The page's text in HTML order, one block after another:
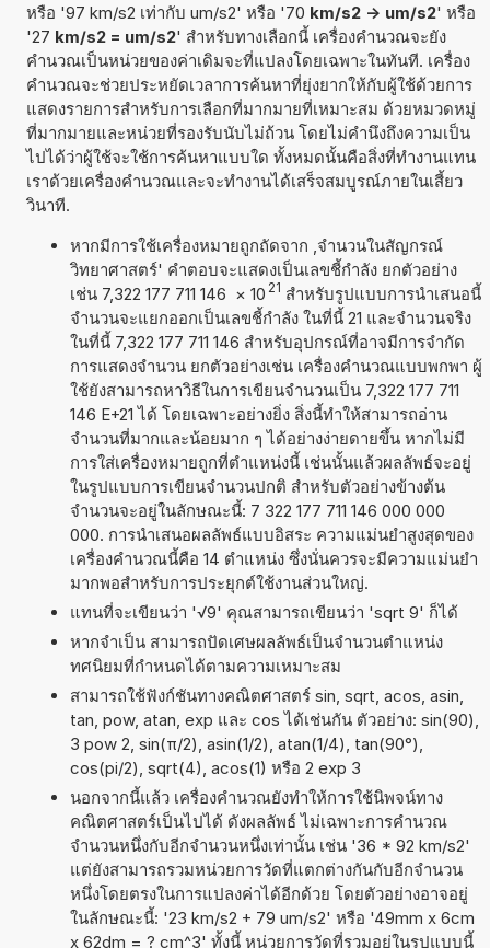
หรือ '97 km/s2 เท่ากับ um/s2' หรือ '70 km/s2 -> um/s2' หรือ
'27 km/s2 = um/s2' สำหรับทางเลือกนี้ เครื่องคำนวณจะยัง
คำนวณเป็นหน่วยของค่าเดิมจะที่แปลงโดยเฉพาะในทันที. เครื่อง
คำนวณจะช่วยประหยัดเวลาการค้นหาที่ยุ่งยากให้กับผู้ใช้ด้วยการ
แสดงรายการสำหรับการเลือกที่มากมายที่เหมาะสม ด้วยหมวดหมู่
ที่มากมายและหน่วยที่รองรับนับไม่ถ้วน โดยไม่คำนึงถึงความเป็น
ไปได้ว่าผู้ใช้จะใช้การค้นหาแบบใด ทั้งหมดนั้นคือสิ่งที่ทำงานแทน
เราด้วยเครื่องคำนวณและจะทำงานได้เสร็จสมบูรณ์ภายในเสี้ยว
วินาที.
หากมีการใช้เครื่องหมายถูกถัดจาก ,จำนวนในสัญกรณ์
วิทยาศาสตร์' คำตอบจะแสดงเป็นเลขชี้กำลัง ยกตัวอย่าง
เช่น 7,322 177 711 146 × 10 21 สำหรับรูปแบบการนำเสนอนี้
จำนวนจะแยกออกเป็นเลขชี้กำลัง ในที่นี้ 21 และจำนวนจริง
ในที่นี้ 7,322 177 711 146 สำหรับอุปกรณ์ที่อาจมีการจำกัด
การแสดงจำนวน ยกตัวอย่างเช่น เครื่องคำนวณแบบพกพา ผู้
ใช้ยังสามารถหาวิธีในการเขียนจำนวนเป็น 7,322 177 711
146 E+21 ได้ โดยเฉพาะอย่างยิ่ง สิ่งนี้ทำให้สามารถอ่าน
จำนวนที่มากและน้อยมาก ๆ ได้อย่างง่ายดายขึ้น หากไม่มี
การใส่เครื่องหมายถูกที่ตำแหน่งนี้ เช่นนั้นแล้วผลลัพธ์จะอยู่
ในรูปแบบการเขียนจำนวนปกติ สำหรับตัวอย่างข้างต้น
จำนวนจะอยู่ในลักษณะนี้: 7 322 177 711 146 000 000
000. การนำเสนอผลลัพธ์แบบอิสระ ความแม่นยำสูงสุดของ
เครื่องคำนวณนี้คือ 14 ตำแหน่ง ซึ่งนั่นควรจะมีความแม่นยำ
มากพอสำหรับการประยุกต์ใช้งานส่วนใหญ่.
แทนที่จะเขียนว่า '√9' คุณสามารถเขียนว่า 'sqrt 9' ก็ได้
หากจำเป็น สามารถปัดเศษผลลัพธ์เป็นจำนวนตำแหน่ง
ทศนิยมที่กำหนดได้ตามความเหมาะสม
สามารถใช้ฟังก์ชันทางคณิตศาสตร์ sin, sqrt, acos, asin,
tan, pow, atan, exp และ cos ได้เช่นกัน ตัวอย่าง: sin(90),
3 pow 2, sin(π/2), asin(1/2), atan(1/4), tan(90°),
cos(pi/2), sqrt(4), acos(1) หรือ 2 exp 3
นอกจากนี้แล้ว เครื่องคำนวณยังทำให้การใช้นิพจน์ทาง
คณิตศาสตร์เป็นไปได้ ดังผลลัพธ์ ไม่เฉพาะการคำนวณ
จำนวนหนึ่งกับอีกจำนวนหนึ่งเท่านั้น เช่น '36 * 92 km/s2'
แต่ยังสามารถรวมหน่วยการวัดที่แตกต่างกันกับอีกจำนวน
หนึ่งโดยตรงในการแปลงค่าได้อีกด้วย โดยตัวอย่างอาจอยู่
ในลักษณะนี้: '23 km/s2 + 79 um/s2' หรือ '49mm x 6cm
x 62dm = ? cm^3' ทั้งนี้ หน่วยการวัดที่รวมอยู่ในรูปแบบนี้